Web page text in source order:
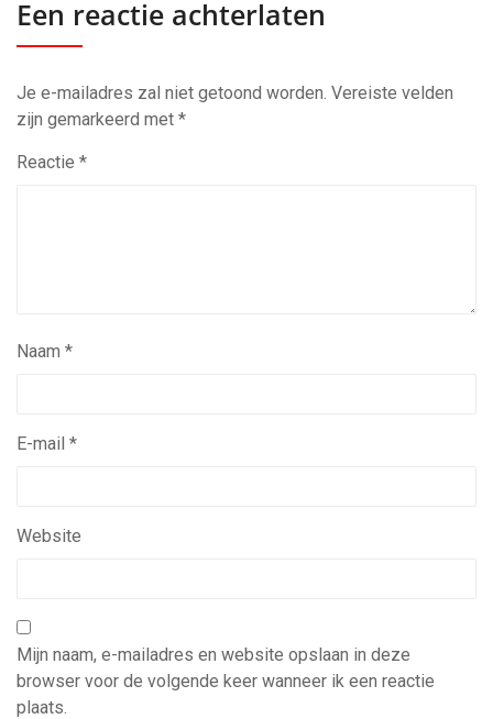
Een reactie achterlaten
Je e-mailadres zal niet getoond worden. Vereiste velden
zijn gemarkeerd met *
Reactie *
Naam *
E-mail *
Website
Mijn naam, e-mailadres en website opslaan in deze
browser voor de volgende keer wanneer ik een reactie
plaats.